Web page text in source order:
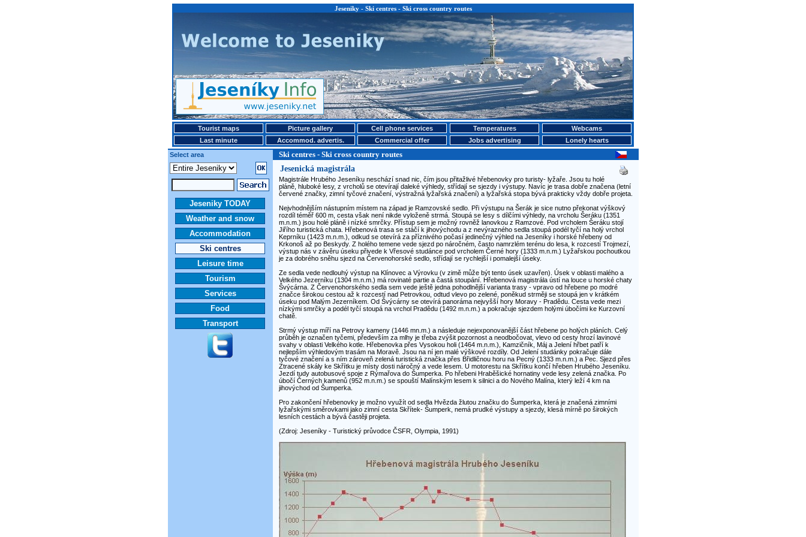
Jeseniky - Ski centres - Ski cross country routes
Tourist maps Picture gallery Cell phone services Temperatures
Webcams
Last minute
Accommod. advertis. Commercial offer Jobs advertising
Lonely hearts
Select area
Ski centres - Ski cross country routes
Jeseniky TODAY
Weather and snow
Accommodation
Ski centres
Leisure time
Tourism
Services
Food
Transport
Jesenická magistrála
Magistrále Hrubého Jeseníku neschází snad nic, čím jsou přitažlivé hřebenovky pro turisty- lyžaře. Jsou tu holé
pláně, hluboké lesy, z vrcholů se otevírají daleké výhledy, střídají se sjezdy i výstupy. Navíc je trasa dobře značena (letní
červené značky, zimní tyčové značení, výstražná lyžařská značení) a lyžařská stopa bývá prakticky vždy dobře projeta.
Nejvhodnějším nástupním místem na západ je Ramzovské sedlo. Při výstupu na Šerák je sice nutno překonat výškový
rozdíl téměř 600 m, cesta však není nikde vyloženě strmá. Stoupá se lesy s dílčími výhledy, na vrcholu Šeráku (1351
m.n.m.) jsou holé pláně i nízké smrčky. Přístup sem je možný rovněž lanovkou z Ramzové. Pod vrcholem Šeráku stojí
Jiřího turistická chata. Hřebenová trasa se stáčí k jihovýchodu a z nevýrazného sedla stoupá podél tyčí na holý vrchol
Keprníku (1423 m.n.m.), odkud se otevírá za příznivého počasí jedinečný výhled na Jeseníky i horské hřebeny od
Krkonoš až po Beskydy. Z holého temene vede sjezd po náročném, často namrzlém terénu do lesa, k rozcestí Trojmezí,
výstup nás v závěru úseku přivede k Vřesové studánce pod vrcholem Černé hory (1333 m.n.m.) Lyžařskou pochoutkou
je za dobrého sněhu sjezd na Červenohorské sedlo, střídají se rychlejší i pomalejší úseky.
Ze sedla vede nedlouhý výstup na Klínovec a Výrovku (v zimě může být tento úsek uzavřen). Úsek v oblasti malého a
Velkého Jezerníku (1304 m.n.m.) má rovinaté partie a častá stoupání. Hřebenová magistrála ústí na louce u horské chaty
Švýcárna. Z Červenohorského sedla sem vede ještě jedna pohodlnější varianta trasy - vpravo od hřebene po modré
značce širokou cestou až k rozcestí nad Petrovkou, odtud vlevo po zelené, poněkud strměji se stoupá jen v krátkém
úseku pod Malým Jezerníkem. Od Švýcárny se otevírá panoráma nejvyšší hory Moravy - Pradědu. Cesta vede mezi
nízkými smrčky a podél tyčí stoupá na vrchol Pradědu (1492 m.n.m.) a pokračuje sjezdem holými úbočími ke Kurzovní
chatě.
Strmý výstup míří na Petrovy kameny (1446 mn.m.) a následuje nejexponovanější část hřebene po holých pláních. Celý
průběh je označen tyčemi, především za mlhy je třeba zvýšit pozornost a neodbočovat, vlevo od cesty hrozí lavinové
svahy v oblasti Velkého kotle. Hřebenovka přes Vysokou holi (1464 m.n.m.), Kamzičník, Máj a Jelení hřbet patří k
nejlepším výhledovým trasám na Moravě. Jsou na ní jen malé výškové rozdíly. Od Jelení studánky pokračuje dále
tyčové značení a s ním zároveň zelená turistická značka přes Břidličnou horu na Pecný (1333 m.n.m.) a Pec. Sjezd přes
Ztracené skály ke Skřítku je místy dosti náročný a vede lesem. U motorestu na Skřítku končí hřeben Hrubého Jeseníku.
Jezdí tudy autobusové spoje z Rýmařova do Šumperka. Po hřebeni Hraběšické hornatiny vede lesy zelená značka. Po
úbočí Černých kamenů (952 m.n.m.) se spouští Malínským lesem k silnici a do Nového Malína, který leží 4 km na
jihovýchod od Šumperka.
Pro zakončení hřebenovky je možno využít od sedla Hvězda žlutou značku do Šumperka, která je značená zimními
lyžařskými směrovkami jako zimní cesta Skřítek- Šumperk, nemá prudké výstupy a sjezdy, klesá mírně po širokých
lesních cestách a bývá častěji projeta.
(Zdroj: Jeseníky - Turistický průvodce ČSFR, Olympia, 1991)